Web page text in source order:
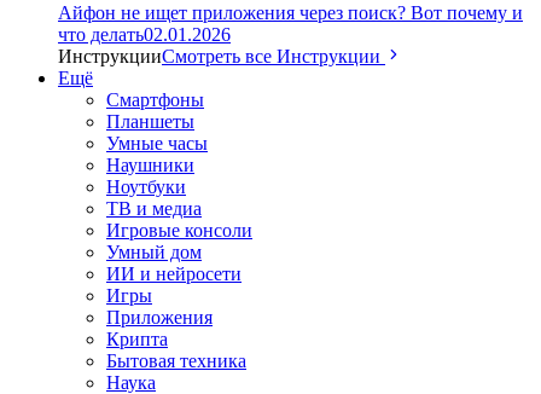
Айфон не ищет приложения через поиск? Вот почему и
что делать02.01.2026
ИнструкцииСмотреть все Инструкции
Ещё
Смартфоны
Планшеты
Умные часы
Наушники
Ноутбуки
ТВ и медиа
Игровые консоли
Умный дом
ИИ и нейросети
Игры
Приложения
Крипта
Бытовая техника
Наука